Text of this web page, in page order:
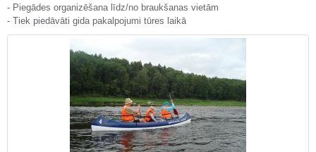
- Piegādes organizēšana līdz/no braukšanas vietām
- Tiek piedāvāti gida pakalpojumi tūres laikā